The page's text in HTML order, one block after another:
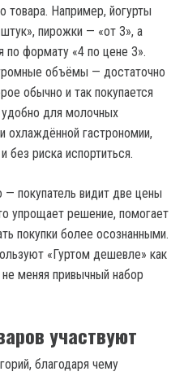
товара. Например, йогурты
пирожки — «от 3», а
по формату «4 по цене 3».
объёмы — достаточно
обычно и так покупается
для молочных
охлаждённой гастрономии,
без риска испортиться.
покупатель видит две цены
упрощает решение, помогает
покупки более осознанными.
«Гуртом дешевле» как
меняя привычный набор
участвуют
благодаря чему